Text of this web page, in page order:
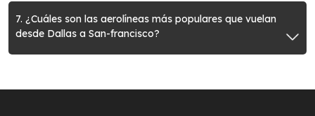
7. ¿Cuáles son las aerolíneas más populares que vuelan
desde Dallas a San-francisco?